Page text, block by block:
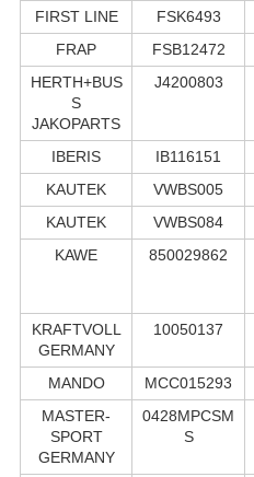
FIRST LINE FSK6493
FRAP
FSB12472
HERTH+BUS
S
JAKOPARTS
J4200803
IBERIS IB116151
KAUTEK
VWBS005
KAUTEK
VWBS084
KAWE
850029862
KRAFTVOLL
GERMANY
10050137
MANDO MCC015293
MASTER-
SPORT
GERMANY
0428MPCSM
S